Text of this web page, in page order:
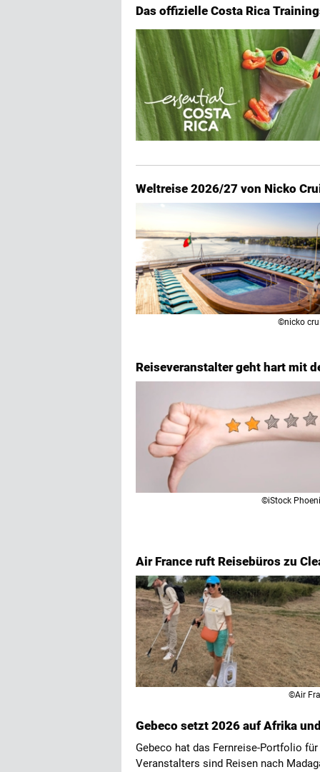
Das offizielle Costa Rica
Weltreise 2026/27 von Nicko
©nicko
Reiseveranstalter geht hart mit
©iStock
Air France ruft Reisebüros zu
©Air
Gebeco setzt 2026 auf Afrika
Gebeco hat das Fernreise-Portfolio
Veranstalters sind Reisen nach